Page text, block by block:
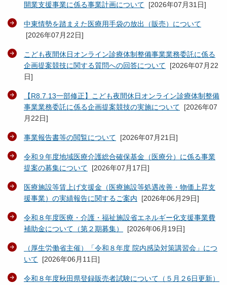
開業支援事業に係る事業計画について [2026年07月31日]
中東情勢を踏まえた医療用手袋の放出（販売）について
[2026年07月22日]
こども夜間休日オンライン診療体制整備事業業務委託に係る
企画提案競技に関する質問への回答について [2026年07月22
日]
【R8.7.13一部修正】こども夜間休日オンライン診療体制整備
事業業務委託に係る企画提案競技の実施について [2026年07
月22日]
事業報告書等の閲覧について [2026年07月21日]
令和９年度地域医療介護総合確保基金（医療分）に係る事業
提案の募集について [2026年07月17日]
医療施設等賃上げ支援金（医療施設等処遇改善・物価上昇支
援事業）の実績報告に関するご案内 [2026年06月29日]
令和８年度医療・介護・福祉施設省エネルギー化支援事業費
補助金について（第２期募集）
[2026年06月19日]
（厚生労働省主催）「令和８年度 院内感染対策講習会」につ
いて [2026年06月11日]
令和８年度秋田県登録販売者試験について（５月２6日更新）